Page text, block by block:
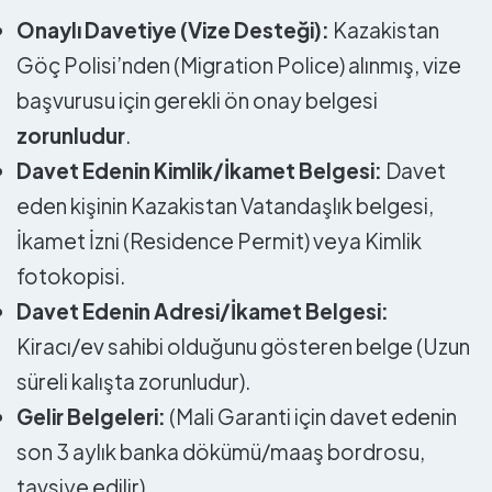
Onaylı Davetiye (Vize Desteği): Kazakistan
Göç Polisi’nden (Migration Police) alınmış, vize
başvurusu için gerekli ön onay belgesi
zorunludur.
Davet Edenin Kimlik/İkamet Belgesi: Davet
eden kişinin Kazakistan Vatandaşlık belgesi,
İkamet İzni (Residence Permit) veya Kimlik
fotokopisi.
Davet Edenin Adresi/İkamet Belgesi:
Kiracı/ev sahibi olduğunu gösteren belge (Uzun
süreli kalışta zorunludur).
Gelir Belgeleri: (Mali Garanti için davet edenin
son 3 aylık banka dökümü/maaş bordrosu,
tavsiye edilir).